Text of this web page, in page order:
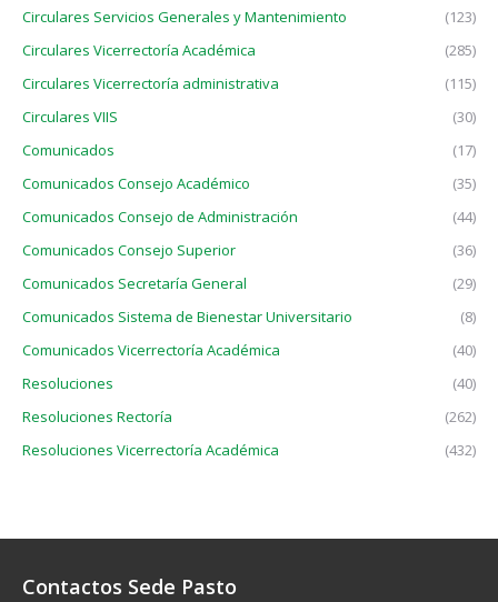
Circulares Servicios Generales y Mantenimiento
(123)
Circulares Vicerrectoría Académica
(285)
Circulares Vicerrectoría administrativa
(115)
Circulares VIIS
(30)
Comunicados
(17)
Comunicados Consejo Académico
(35)
Comunicados Consejo de Administración
(44)
Comunicados Consejo Superior
(36)
Comunicados Secretaría General
(29)
Comunicados Sistema de Bienestar Universitario
(8)
Comunicados Vicerrectoría Académica
(40)
Resoluciones
(40)
Resoluciones Rectoría
(262)
Resoluciones Vicerrectoría Académica
(432)
Contactos Sede Pasto